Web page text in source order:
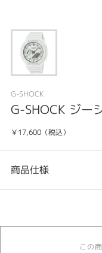
G-SHOCK
G-SHOCK ジー
￥17,600（税込）
商品仕様
時計
この